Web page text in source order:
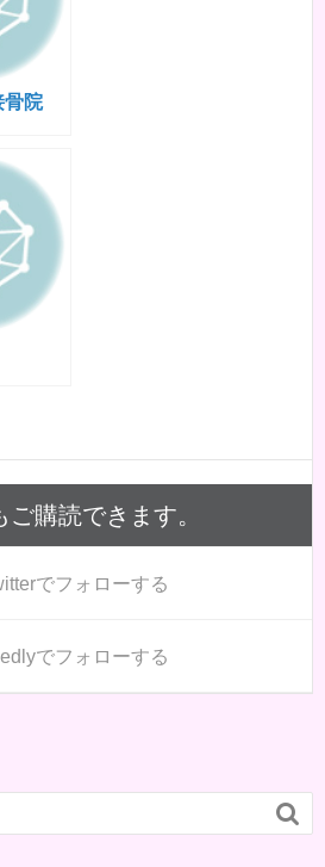
骨院
ご購読できます。
でフォローする
でフォローする
